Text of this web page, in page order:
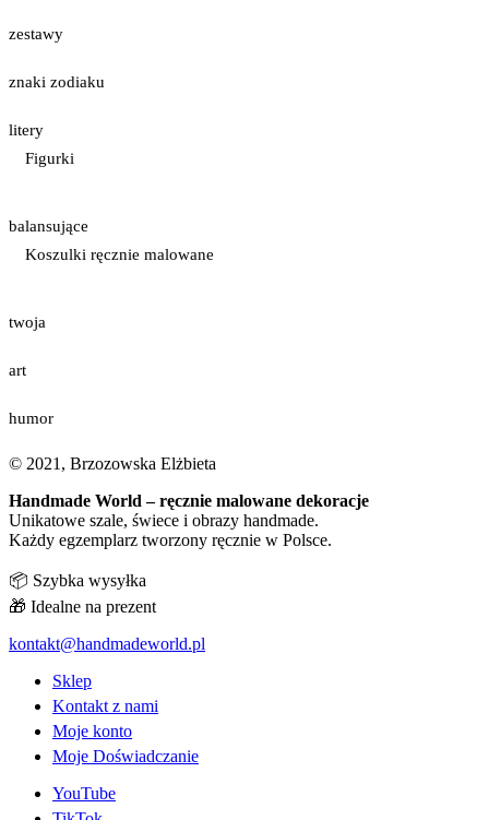
zestawy
znaki zodiaku
litery
Figurki
balansujące
Koszulki ręcznie malowane
twoja
art
humor
© 2021, Brzozowska Elżbieta
Handmade World – ręcznie malowane dekoracje
Unikatowe szale, świece i obrazy handmade.
Każdy egzemplarz tworzony ręcznie w Polsce.
📦 Szybka wysyłka
🎁 Idealne na prezent
kontakt@handmadeworld.pl
Sklep
Kontakt z nami
Moje konto
Moje Doświadczanie
YouTube